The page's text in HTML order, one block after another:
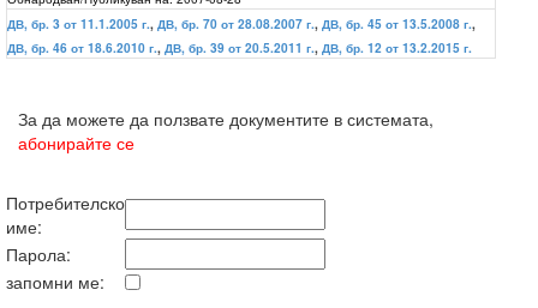
ДВ, бр. 3 от 11.1.2005 г., ДВ, бр. 70 от 28.08.2007 г., ДВ, бр. 45 от 13.5.2008 г.,
ДВ, бр. 46 от 18.6.2010 г., ДВ, бр. 39 от 20.5.2011 г., ДВ, бр. 12 от 13.2.2015 г.
За да можете да ползвате документите в системата,
абонирайте се
Потребителско
име:
Парола:
запомни ме: